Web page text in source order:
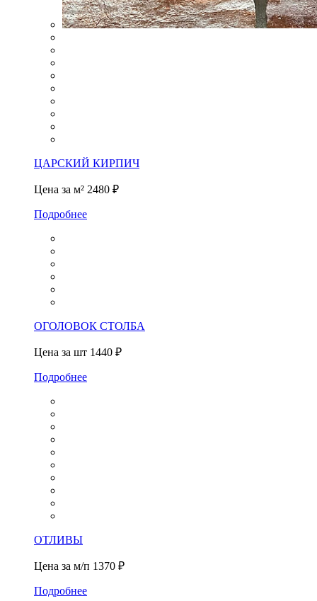
ЦАРСКИЙ КИРПИЧ
Цена за м² 2480 ₽
Подробнее
ОГОЛОВОК СТОЛБА
Цена за шт 1440 ₽
Подробнее
ОТЛИВЫ
Цена за м/п 1370 ₽
Подробнее